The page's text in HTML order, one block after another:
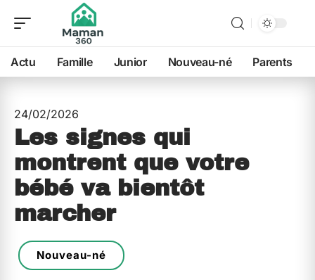
Actu Famille Junior Nouveau-né Parents
24/02/2026
Les signes qui
montrent que votre
bébé va bientôt
marcher
Nouveau-né